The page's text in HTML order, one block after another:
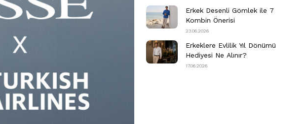
Erkek Desenli Gömlek ile 7
Kombin Önerisi
23.06.2026
Erkeklere Evlilik Yıl Dönümü
Hediyesi Ne Alınır?
17.06.2026